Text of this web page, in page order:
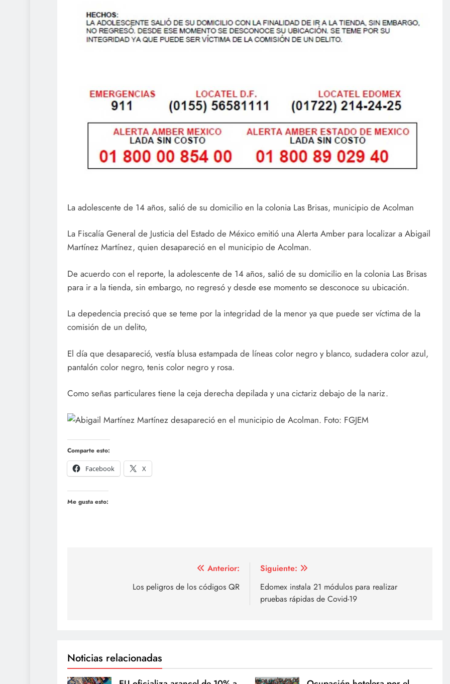
La adolescente de 14 años, salió de su domicilio en la colonia Las Brisas, municipio de Acolman
La Fiscalía General de Justicia del Estado de México emitió una Alerta Amber para localizar a Abigail
Martínez Martínez, quien desapareció en el municipio de Acolman.
De acuerdo con el reporte, la adolescente de 14 años, salió de su domicilio en la colonia Las Brisas
para ir a la tienda, sin embargo, no regresó y desde ese momento se desconoce su ubicación.
La depedencia precisó que se teme por la integridad de la menor ya que puede ser víctima de la
comisión de un delito,
El día que desapareció, vestía blusa estampada de líneas color negro y blanco, sudadera color azul,
pantalón color negro, tenis color negro y rosa.
Como señas particulares tiene la ceja derecha depilada y una cictariz debajo de la nariz.
Comparte esto:
Facebook
X
Me gusta esto:
Anterior:
Los peligros de los códigos QR
Siguiente:
Edomex instala 21 módulos para realizar
pruebas rápidas de Covid-19
Noticias relacionadas